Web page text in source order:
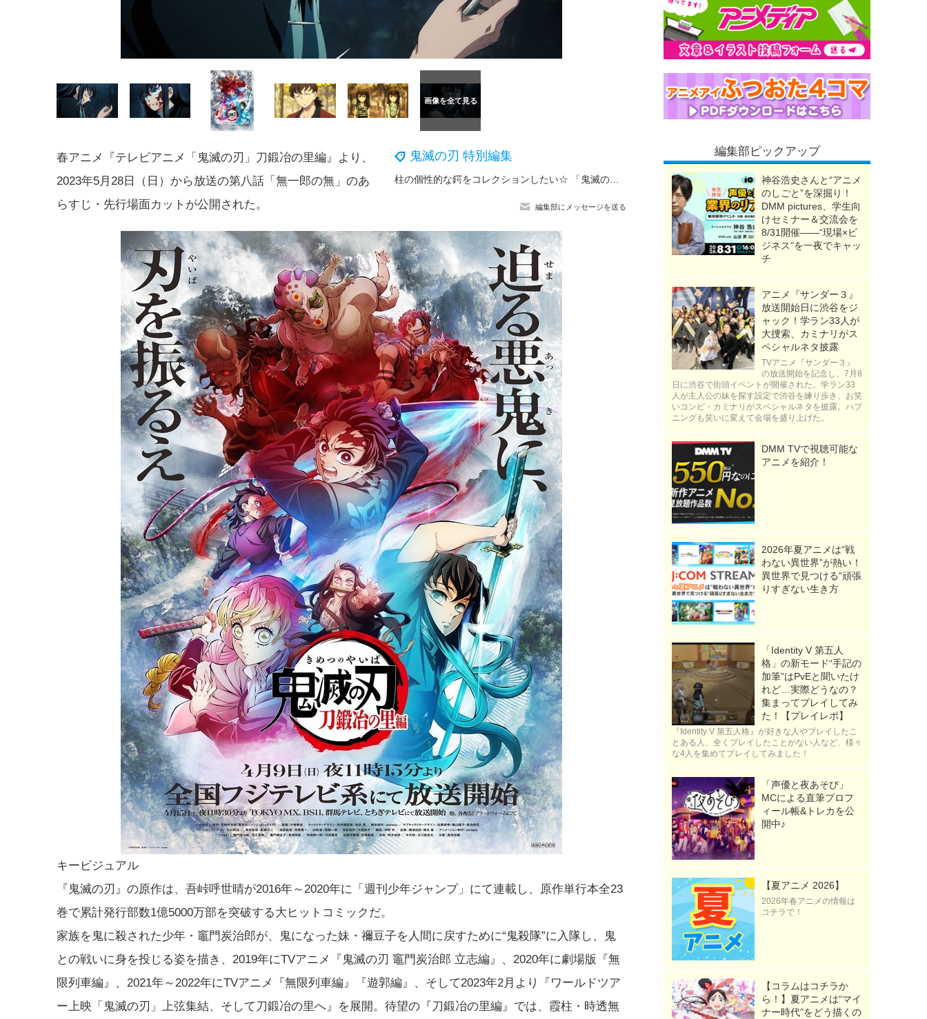
鬼滅の刃 特別編集
編集部にメッセージを送る
春アニメ『テレビアニメ「鬼滅の刃」刀鍛冶の里編』より、
2023年5月28日（日）から放送の第八話「無一郎の無」のあ
らすじ・先行場面カットが公開された。
キービジュアル
『鬼滅の刃』の原作は、吾峠呼世晴が2016年～2020年に「週刊少年ジャンプ」にて連載し、原作単行本全23
巻で累計発行部数1億5000万部を突破する大ヒットコミックだ。
家族を鬼に殺された少年・竈門炭治郎が、鬼になった妹・禰豆子を人間に戻すために“鬼殺隊”に入隊し、鬼
との戦いに身を投じる姿を描き、2019年にTVアニメ『鬼滅の刃 竈門炭治郎 立志編』、2020年に劇場版『無
限列車編』、2021年～2022年にTVアニメ『無限列車編』『遊郭編』、そして2023年2月より『ワールドツア
ー上映「鬼滅の刃」上弦集結、そして刀鍛冶の里へ』を展開。待望の『刀鍛冶の里編』では、霞柱・時透無
編集部ピックアップ
神谷浩史さんと“アニメ
のしごと”を深掘り！
DMM pictures、学生向
けセミナー＆交流会を
8/31開催――“現場×ビ
ジネス”を一夜でキャッ
チ
アニメ『サンダー３』
放送開始日に渋谷をジ
ャック！学ラン33人が
大捜索、カミナリがス
ペシャルネタ披露
TVアニメ『サンダー３』
の放送開始を記念し、7月8
日に渋谷で街頭イベントが開催された。学ラン33
人が主人公の妹を探す設定で渋谷を練り歩き、お笑
いコンビ・カミナリがスペシャルネタを披露。ハプ
ニングも笑いに変えて会場を盛り上げた。
DMM TVで視聴可能な
アニメを紹介！
2026年夏アニメは“戦
わない異世界”が熱い！
異世界で見つける“頑張
りすぎない生き方
「Identity V 第五人
格」の新モード“手記の
加筆”はPvEと聞いたけ
れど…実際どうなの？
集まってプレイしてみ
た！【プレイレポ】
『Identity V 第五人格』が好きな人やプレイしたこ
とある人、全くプレイしたことがない人など、様々
な4人を集めてプレイしてみました！
「声優と夜あそび」
MCによる直筆プロフ
ィール帳&トレカを公
開中♪
【夏アニメ 2026】
2026年春アニメの情報は
コチラで！
【コラムはコチラか
ら！】夏アニメは“マイ
ナー時代”をどう描くの